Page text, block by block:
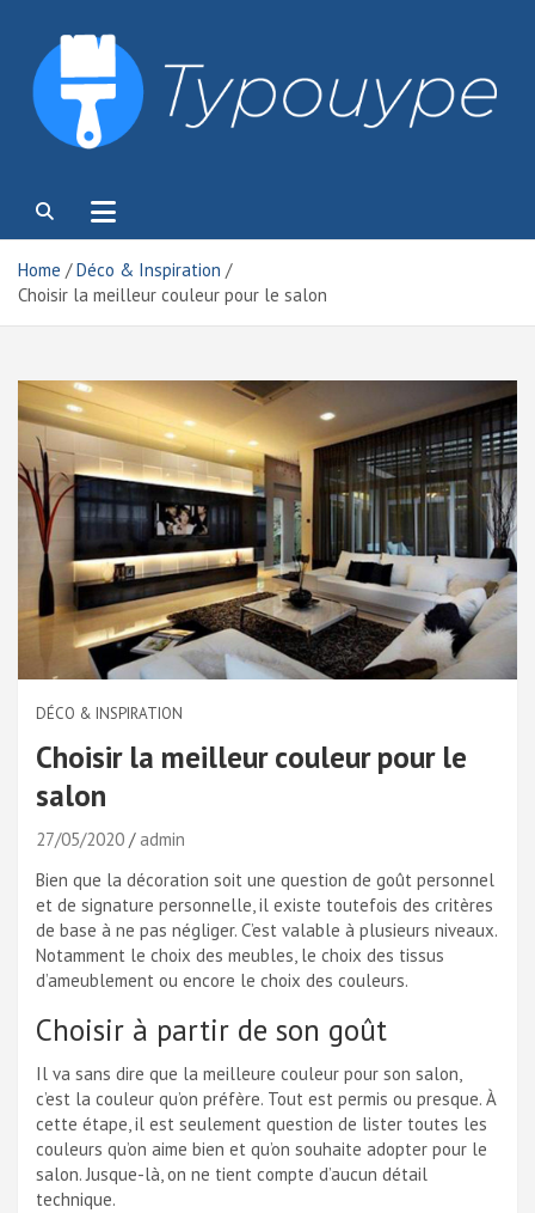
content
Typouype
Home
Déco & Inspiration
Choisir la meilleur couleur pour le salon
DÉCO & INSPIRATION
Choisir la meilleur couleur pour le
salon
27/05/2020
admin
Bien que la décoration soit une question de goût personnel
et de signature personnelle, il existe toutefois des critères
de base à ne pas négliger. C’est valable à plusieurs niveaux.
Notamment le choix des meubles, le choix des tissus
d’ameublement ou encore le choix des couleurs.
Choisir à partir de son goût
Il va sans dire que la meilleure couleur pour son salon,
c’est la couleur qu’on préfère. Tout est permis ou presque. À
cette étape, il est seulement question de lister toutes les
couleurs qu’on aime bien et qu’on souhaite adopter pour le
salon. Jusque-là, on ne tient compte d’aucun détail
technique.